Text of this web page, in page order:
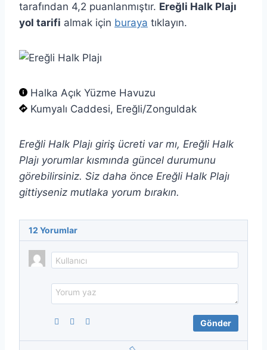
tarafından 4,2 puanlanmıştır. Ereğli Halk Plajı
yol tarifi almak için buraya tıklayın.
Halka Açık Yüzme Havuzu
Kumyalı Caddesi, Ereğli/Zonguldak
Ereğli Halk Plajı giriş ücreti var mı, Ereğli Halk
Plajı yorumlar kısmında güncel durumunu
görebilirsiniz. Siz daha önce Ereğli Halk Plajı
gittiyseniz mutlaka yorum bırakın.
12 Yorumlar